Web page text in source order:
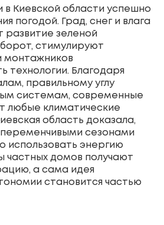
в Киевской области успешно
погодой. Град, снег и влага
развитие зеленой
стимулируют
монтажников
технологии. Благодаря
правильному углу
системам, современные
климатические
область доказала,
сезонами
использовать энергию
частных домов получают
а сама идея
становится частью